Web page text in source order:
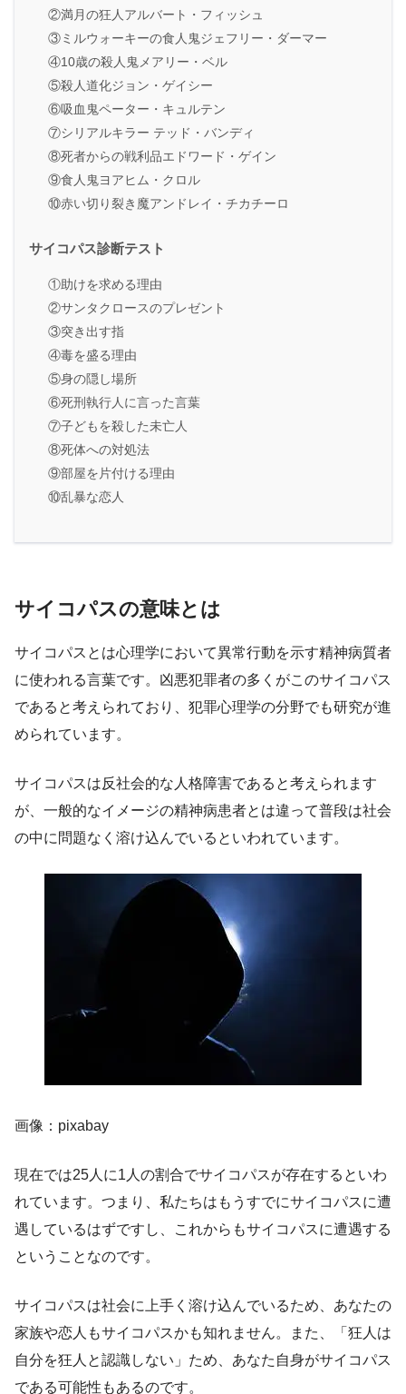
②満月の狂人アルバート・フィッシュ
③ミルウォーキーの食人鬼ジェフリー・ダーマー
④10歳の殺人鬼メアリー・ベル
⑤殺人道化ジョン・ゲイシー
⑥吸血鬼ペーター・キュルテン
⑦シリアルキラー テッド・バンディ
⑧死者からの戦利品エドワード・ゲイン
⑨食人鬼ヨアヒム・クロル
⑩赤い切り裂き魔アンドレイ・チカチーロ
サイコパス診断テスト
①助けを求める理由
②サンタクロースのプレゼント
③突き出す指
④毒を盛る理由
⑤身の隠し場所
⑥死刑執行人に言った言葉
⑦子どもを殺した未亡人
⑧死体への対処法
⑨部屋を片付ける理由
⑩乱暴な恋人
サイコパスの意味とは
サイコパスとは心理学において異常行動を示す精神病質者
に使われる言葉です。凶悪犯罪者の多くがこのサイコパス
であると考えられており、犯罪心理学の分野でも研究が進
められています。
サイコパスは反社会的な人格障害であると考えられます
が、一般的なイメージの精神病患者とは違って普段は社会
の中に問題なく溶け込んでいるといわれています。
画像：pixabay
現在では25人に1人の割合でサイコパスが存在するといわ
れています。つまり、私たちはもうすでにサイコパスに遭
遇しているはずですし、これからもサイコパスに遭遇する
ということなのです。
サイコパスは社会に上手く溶け込んでいるため、あなたの
家族や恋人もサイコパスかも知れません。また、「狂人は
自分を狂人と認識しない」ため、あなた自身がサイコパス
である可能性もあるのです。